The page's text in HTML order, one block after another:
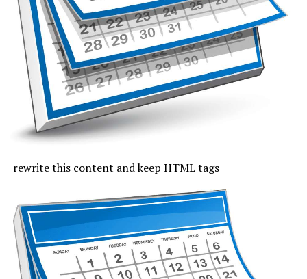
continentală, pe litoral vor fi 31 de grade, iar noaptea va
fi tropicală. Cerul va fi mai mult senin, iar vântul va sufla
slab și moderat.
Joi, cu excepția zonei de coastă, vremea va fi caniculară,
indicele temperatură-umezeală va depăși pe arii extinse
pragul critic de 80 de unități, iar temperaturile maxime
se vor încadra între 33 și 37 de grade, mai coborâte pe
litoral, unde vor fi 30 de grade. Noaptea, valorile termice
mult moderat și după-amiază vor fi posibile averse slabe.
Vineri, valorile termice nu mai trec de pragul caniculei,
la malul mării vor fi 33 de grade și minimele nocturne se
mențin între 19 și 24 de grade. Cerul va avea înnorări
temporare după-amiaza, când local vor fi averse slabe,
însoțite de fenomene electrice și intensificări de vânt.
rewrite this content and keep HTML tags